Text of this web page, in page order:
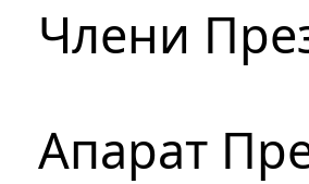
Члени
Апарат